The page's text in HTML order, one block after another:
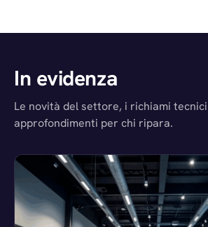
In evidenza
Le novità del settore, i richiami
approfondimenti per chi ripara.